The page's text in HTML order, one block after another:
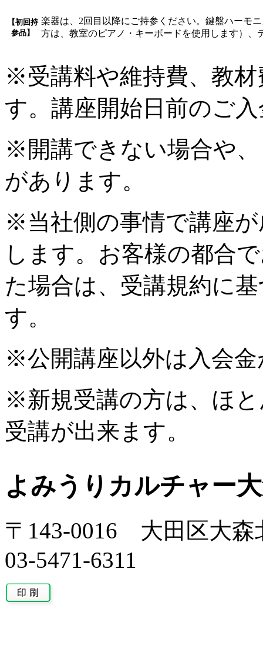
【初回持
参品】
楽器は、2回目以降にご持参ください。鍵盤ハーモ
方は、教室のピアノ・キーボードを使用します）、
※受講料や維持費、教
す。講座開始日前のご
※開講できない場合や
があります。
※当社側の事情で講座
します。お客様の都合
た場合は、受講規約に
す。
※公開講座以外は入会
※新規受講の方は、ほ
受講が出来ます。
よみうりカルチャー
〒143-0016 大田区大森
03-5471-6311